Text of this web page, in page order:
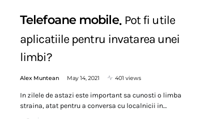
Telefoane mobile Pot fi utile
aplicatiile pentru invatarea unei
limbi?
Alex Muntean May 14, 2021 401 views
In zilele de astazi este important sa cunosti o limba
straina, atat pentru a conversa cu localnicii in…